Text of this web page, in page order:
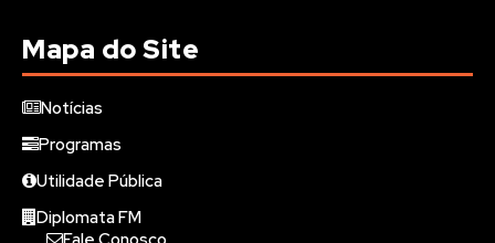
Mapa do Site
Notícias
Programas
Utilidade Pública
Diplomata FM